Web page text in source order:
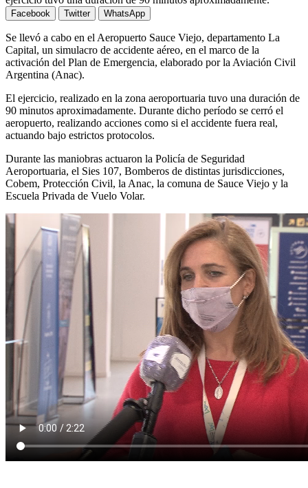
Facebook Twitter WhatsApp
Se llevó a cabo en el Aeropuerto Sauce Viejo, departamento La
Capital, un simulacro de accidente aéreo, en el marco de la
activación del Plan de Emergencia, elaborado por la Aviación Civil
Argentina (Anac).
El ejercicio, realizado en la zona aeroportuaria tuvo una duración de
90 minutos aproximadamente. Durante dicho período se cerró el
aeropuerto, realizando acciones como si el accidente fuera real,
actuando bajo estrictos protocolos.
Durante las maniobras actuaron la Policía de Seguridad
Aeroportuaria, el Sies 107, Bomberos de distintas jurisdicciones,
Cobem, Protección Civil, la Anac, la comuna de Sauce Viejo y la
Escuela Privada de Vuelo Volar.